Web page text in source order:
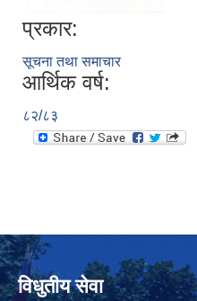
प्रकार:
सूचना तथा समाचार
आर्थिक वर्ष:
८२/८३
विधुतीय सेवा